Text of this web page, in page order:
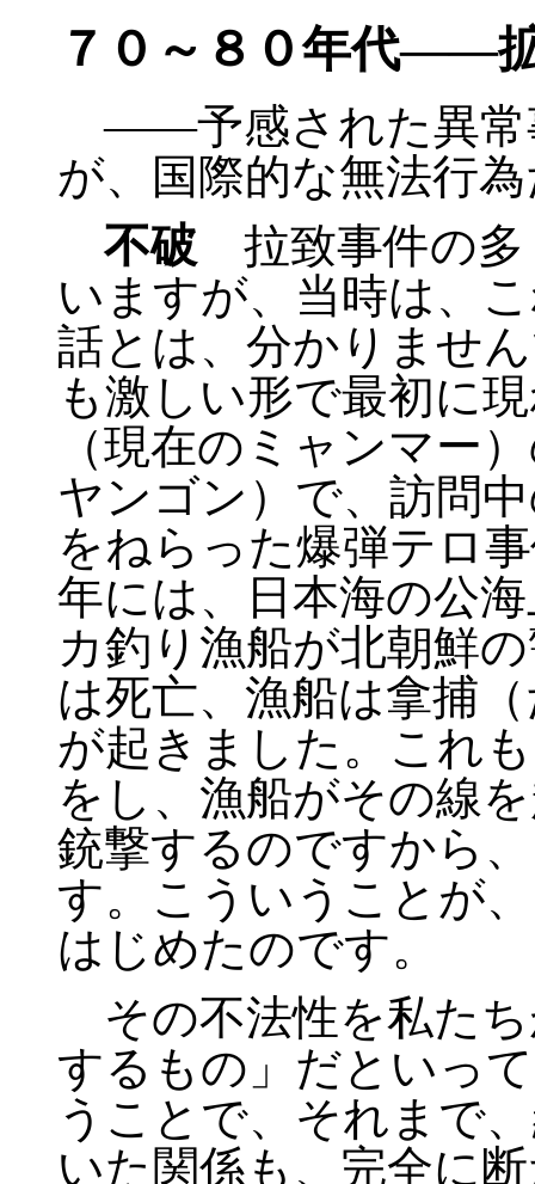
７０～８０年代――
――予感された異常
が、国際的な無法行
不破 拉致事件の多
いますが、当時は、
話とは、分かりませ
も激しい形で最初に
（現在のミャンマー
ヤンゴン）で、訪問
をねらった爆弾テロ
年には、日本海の公
カ釣り漁船が北朝鮮
は死亡、漁船は拿捕
が起きました。これ
をし、漁船がその線
銃撃するのですから
す。こういうことが
はじめたのです。
その不法性を私た
するもの」だといっ
うことで、それまで
いた関係も、完全に